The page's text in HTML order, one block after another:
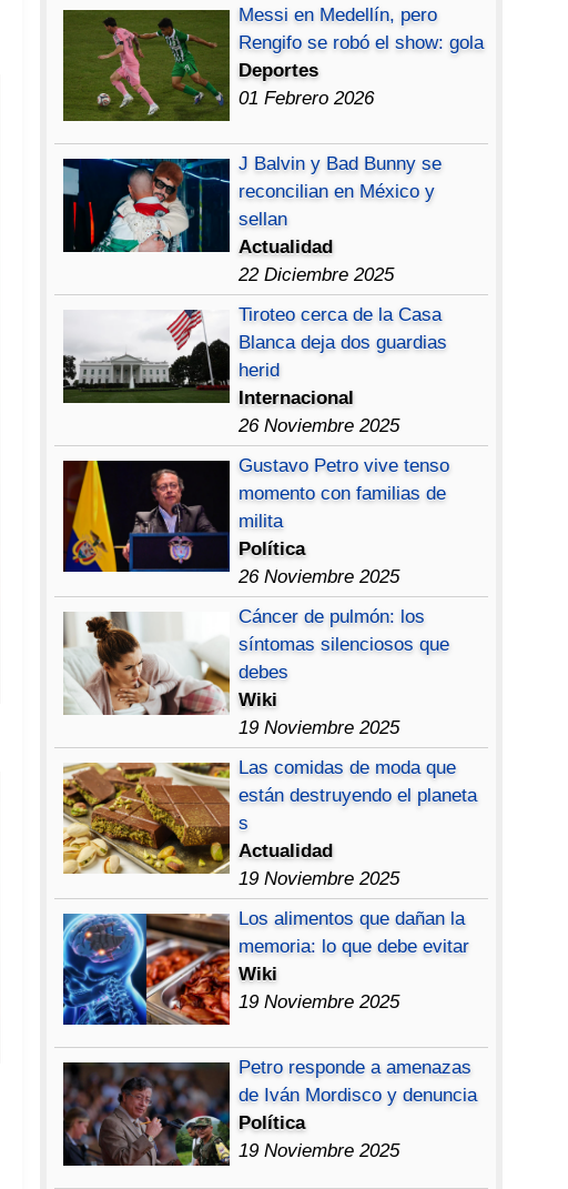
Messi en Medellín, pero
Rengifo se robó el show: gola
Deportes
01 Febrero 2026
J Balvin y Bad Bunny se
reconcilian en México y
sellan
Actualidad
22 Diciembre 2025
Tiroteo cerca de la Casa
Blanca deja dos guardias
herid
Internacional
26 Noviembre 2025
Gustavo Petro vive tenso
momento con familias de
milita
Política
26 Noviembre 2025
Cáncer de pulmón: los
síntomas silenciosos que
debes
Wiki
19 Noviembre 2025
Las comidas de moda que
están destruyendo el planeta
s
Actualidad
19 Noviembre 2025
Los alimentos que dañan la
memoria: lo que debe evitar
Wiki
19 Noviembre 2025
Petro responde a amenazas
de Iván Mordisco y denuncia
Política
19 Noviembre 2025